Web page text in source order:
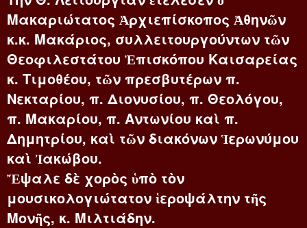
Μακαριώτατος Ἀρχιεπίσκοπος Ἀθηνῶν
κ.κ. Μακάριος, συλλειτουργούντων τῶν
Θεοφιλεστάτου Ἐπισκόπου Καισαρείας
κ. Τιμοθέου, τῶν πρεσβυτέρων π.
Νεκταρίου, π. Διονυσίου, π. Θεολόγου,
π. Μακαρίου, π. Αντωνίου καὶ π.
Δημητρίου, καὶ τῶν διακόνων Ἱερωνύμου
καὶ Ἰακώβου.
Ἔψαλε δὲ χορὸς ὑπὸ τὸν
μουσικολογιώτατον ἱεροψάλτην τῆς
Μονῆς, κ. Μιλτιάδην.